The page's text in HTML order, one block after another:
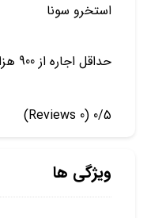
استخرو سونا
حداقل اجاره از 900 هزار تومن
0/5
(0 Reviews)
ویژگی ها